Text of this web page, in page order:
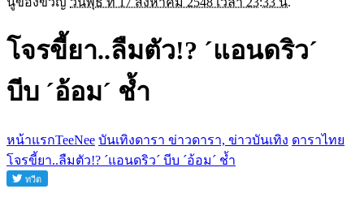
โจรขี้ยา..ลืมตัว!? ´แอนดริว´
บีบ ´อ้อม´ ช้ำ
หน้าแรกTeeNee บันเทิงดารา ข่าวดารา, ข่าวบันเทิง ดาราไทย
โจรขี้ยา..ลืมตัว!? ´แอนดริว´ บีบ ´อ้อม´ ช้ำ